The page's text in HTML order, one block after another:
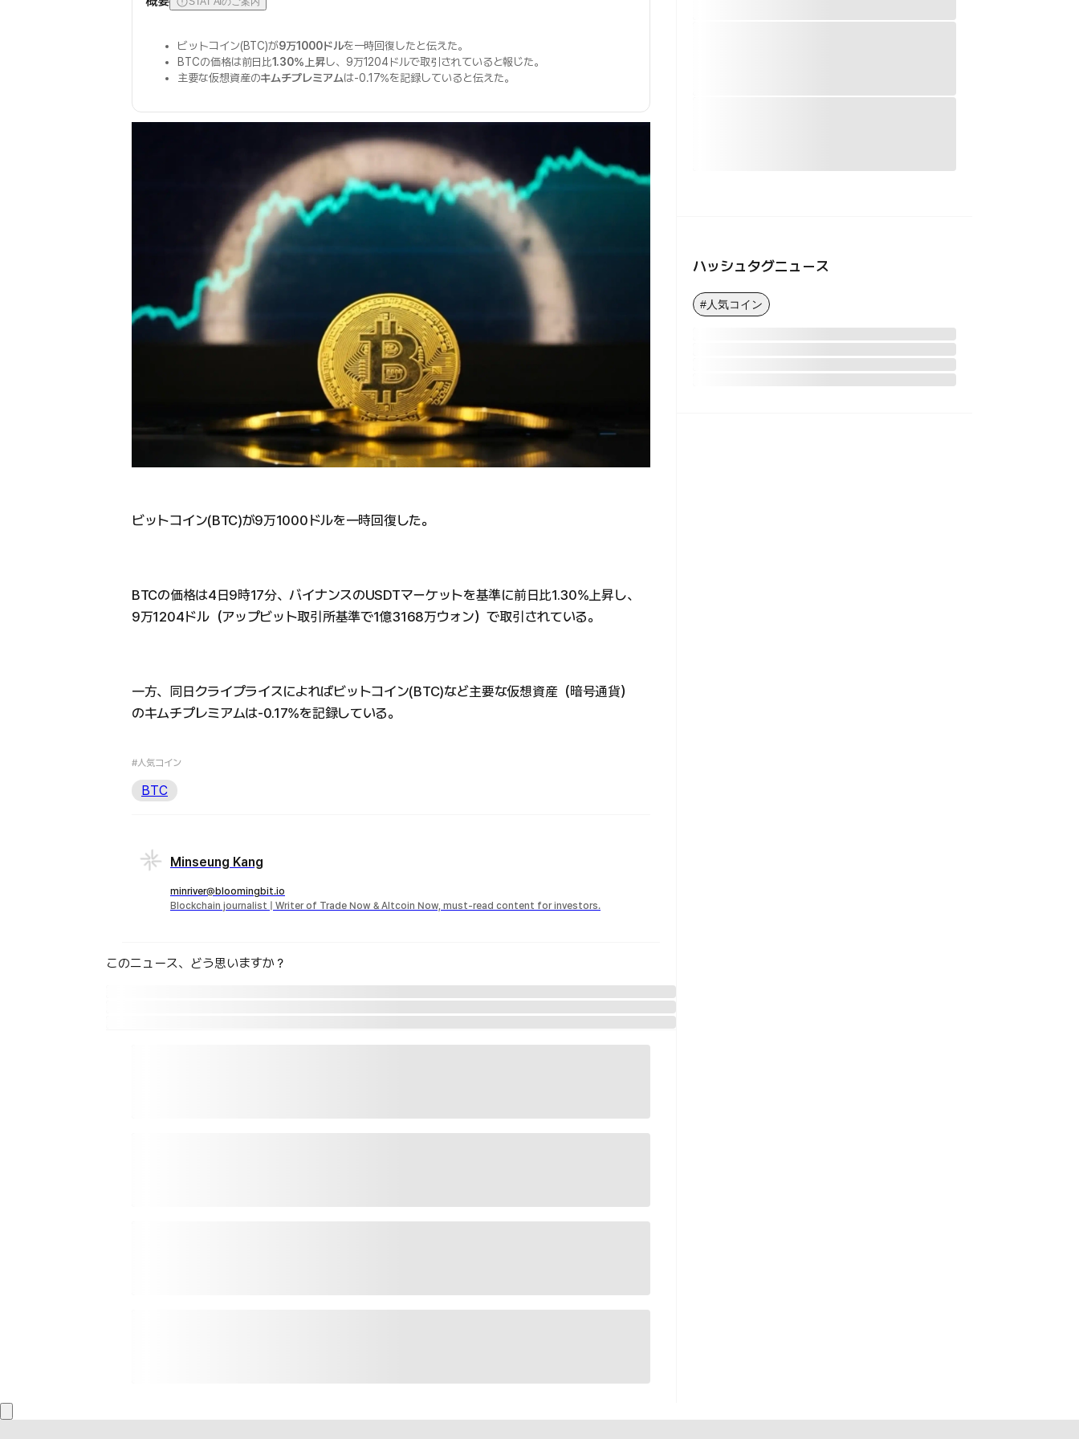
ビットコイン(BTC)が9万1000ドルを一時回復したと伝えた。
BTCの価格は前日比1.30%上昇し、9万1204ドルで取引されていると報じた。
主要な仮想資産のキムチプレミアムは-0.17%を記録していると伝えた。
ビットコイン(BTC)が9万1000ドルを一時回復した。
BTCの価格は4日9時17分、バイナンスのUSDTマーケットを基準に前日比1.30%上昇し、
9万1204ドル（アップビット取引所基準で1億3168万ウォン）で取引されている。
一方、同日クライプライスによればビットコイン(BTC)など主要な仮想資産（暗号通貨）
のキムチプレミアムは-0.17%を記録している。
#人気コイン
BTC
Minseung Kang
minriver@bloomingbit.io
Blockchain journalist | Writer of Trade Now & Altcoin Now, must-read content for investors.
このニュース、どう思いますか？
ハッシュタグニュース
#人気コイン